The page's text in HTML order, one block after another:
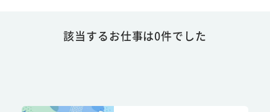
該当するお仕事は0件でした